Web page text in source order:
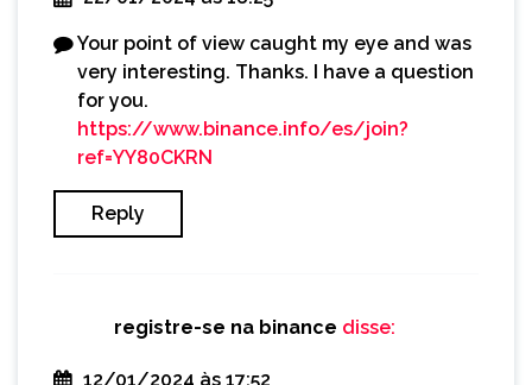
Your point of view caught my eye and was
very interesting. Thanks. I have a question
for you.
https://www.binance.info/es/join?
ref=YY80CKRN
Reply
registre-se na binance disse:
12/01/2024 às 17:52